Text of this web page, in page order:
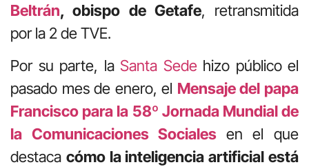
Beltrán, obispo de Getafe, retransmitida
por la 2 de TVE.
Por su parte, laSanta Sede hizo público el
pasado mes de enero, el Mensaje del papa
Francisco para la 58º Jornada Mundial de
la Comunicaciones Sociales en el que
destaca cómo la inteligencia artificial está